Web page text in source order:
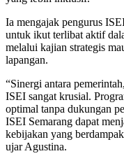
Ia mengajak pengurus
untuk ikut terlibat aktif
melalui kajian strategis
lapangan.
“Sinergi antara
ISEI sangat krusial.
optimal tanpa dukungan
ISEI Semarang dapat
kebijakan yang
ujar Agustina.